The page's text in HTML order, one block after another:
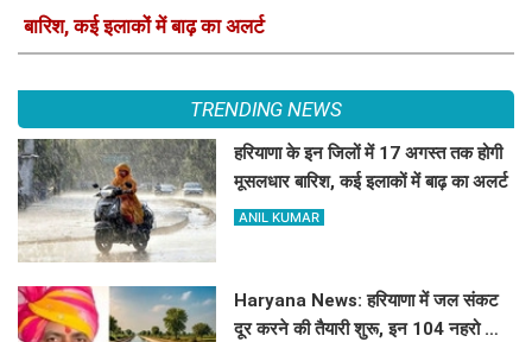
बारिश, कई इलाकों में बाढ़ का अलर्ट
TRENDING NEWS
हरियाणा के इन जिलों में 17 अगस्त तक होगी
मूसलधार बारिश, कई इलाकों में बाढ़ का अलर्ट
ANIL KUMAR
Haryana News: हरियाणा में जल संकट
दूर करने की तैयारी शुरू, इन 104 नहरो का